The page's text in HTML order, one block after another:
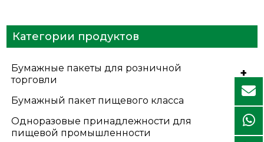
Категории продуктов
+
Бумажные пакеты для розничной
торговли
+
Бумажный пакет пищевого класса
+
Одноразовые принадлежности для
пищевой промышленности